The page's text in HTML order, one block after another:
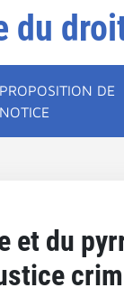
PROPOSITION DE
NOTICE
et du